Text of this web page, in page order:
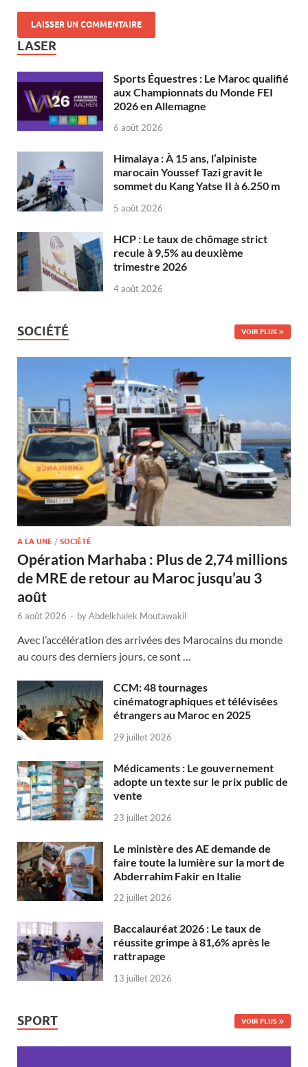
LASER
Sports Équestres : Le Maroc qualifié
aux Championnats du Monde FEI
2026 en Allemagne
6 août 2026
Himalaya : À 15 ans, l’alpiniste
marocain Youssef Tazi gravit le
sommet du Kang Yatse II à 6.250 m
5 août 2026
HCP : Le taux de chômage strict
recule à 9,5% au deuxième
trimestre 2026
4 août 2026
SOCIÉTÉ VOIR PLUS
A LA UNE / SOCIÉTÉ
Opération Marhaba : Plus de 2,74 millions
de MRE de retour au Maroc jusqu’au 3
août
6 août 2026 - byAbdelkhalek Moutawakil
Avec l’accélération des arrivées des Marocains du monde
au cours des derniers jours, ce sont …
CCM: 48 tournages
cinématographiques et télévisées
étrangers au Maroc en 2025
29 juillet 2026
Médicaments : Le gouvernement
adopte un texte sur le prix public de
vente
23 juillet 2026
Le ministère des AE demande de
faire toute la lumière sur la mort de
Abderrahim Fakir en Italie
22 juillet 2026
Baccalauréat 2026 : Le taux de
réussite grimpe à 81,6% après le
rattrapage
13 juillet 2026
SPORT VOIR PLUS